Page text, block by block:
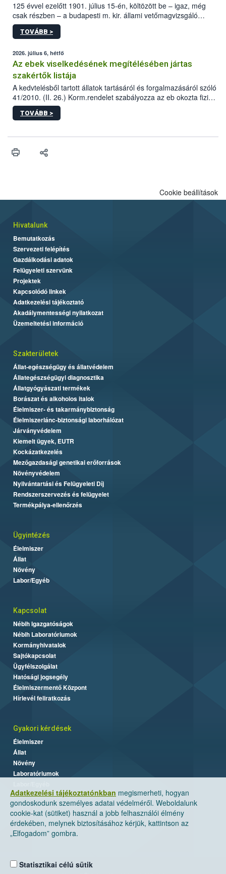
125 évvel ezelőtt 1901. július 15-én, költözött be – igaz, még
csak részben – a budapesti m. kir. állami vetőmagvizsgáló
állomás a Kis Rókus utca 15. szám alatti, Czigler Győző által
tervezett új épületébe.
TOVÁBB >
2026. július 6, hétfő
Az ebek viselkedésének megítélésében jártas
szakértők listája
A kedvtelésből tartott állatok tartásáról és forgalmazásáról szóló
41/2010. (II. 26.) Korm.rendelet szabályozza az eb okozta fizikai
sérülés, illetve ennek veszélye keletkezésekor felmerülő
hatósági feladatokat, valamint a veszélyes eb tartását és annak
vonni az ebek viselkedésének megítélésében jártas szakértőt.
TOVÁBB >
Adatkezelési tájékoztatónkban megismerheti, hogyan
gondoskodunk személyes adatai védelméről. Weboldalunk
cookie-kat (sütiket) használ a jobb felhasználói élmény
érdekében, melynek biztosításához kérjük, kattintson az
„Elfogadom” gombra.
Statisztikai célú sütik
Cookie beállítások
Hivatalunk
Bemutatkozás
Szervezeti felépítés
Gazdálkodási adatok
Felügyeleti szervünk
Projektek
Kapcsolódó linkek
Adatkezelési tájékoztató
Akadálymentességi nyilatkozat
Üzemeltetési információ
Szakterületek
Állat-egészségügy és állatvédelem
Állategészségügyi diagnosztika
Állatgyógyászati termékek
Borászat és alkoholos italok
Élelmiszer- és takarmánybiztonság
Élelmiszerlánc-biztonsági laborhálózat
Járványvédelem
Kiemelt ügyek, EUTR
Kockázatkezelés
Mezőgazdasági genetikai erőforrások
Növényvédelem
Nyilvántartási és Felügyeleti Díj
Rendszerszervezés és felügyelet
Termékpálya-ellenőrzés
Ügyintézés
Élelmiszer
Állat
Növény
Labor/Egyéb
Kapcsolat
Nébih Igazgatóságok
Nébih Laboratóriumok
Kormányhivatalok
Sajtókapcsolat
Ügyfélszolgálat
Hatósági jogsegély
Élelmiszermentő Központ
Hírlevél feliratkozás
Gyakori kérdések
Élelmiszer
Állat
Növény
Laboratóriumok